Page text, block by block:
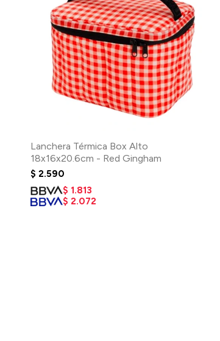
Lanchera Térmica Box Alto
18x16x20.6cm - Red Gingham
$ 2.590
$ 1.813
$ 2.072